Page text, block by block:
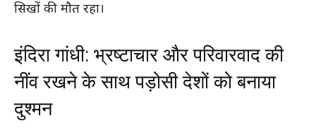
सिखों की मौत रहा।
इंदिरा गांधी: भ्रष्टाचार और परिवारवाद की
नींव रखने के साथ पड़ोसी देशों को बनाया
दुश्मन